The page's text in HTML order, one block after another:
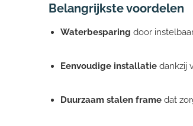
Belangrijkste voordelen
Waterbesparing door
Eenvoudige installatie dankzij
Duurzaam stalen frame dat